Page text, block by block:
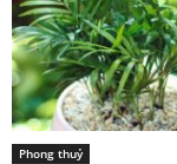
Phong thuỷ